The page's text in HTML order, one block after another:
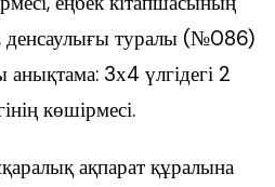
денсаулығы туралы (№086)
анықтама: 3х4 үлгідегі 2
көшірмесі.
ақпарат құралына